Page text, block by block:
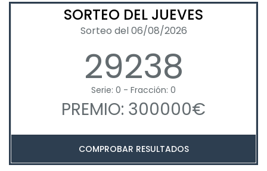
SORTEO DEL JUEVES
Sorteo del 06/08/2026
29238
Serie: 0 - Fracción: 0
PREMIO: 300000€
COMPROBAR RESULTADOS